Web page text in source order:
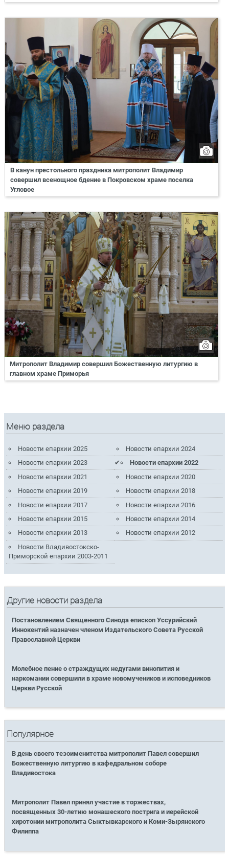
В канун престольного праздника митрополит Владимир
совершил всенощное бдение в Покровском храме поселка
Угловое
Митрополит Владимир совершил Божественную литургию в
главном храме Приморья
Меню раздела
Новости епархии 2025
Новости епархии 2024
Новости епархии 2023
Новости епархии 2022
Новости епархии 2021
Новости епархии 2020
Новости епархии 2019
Новости епархии 2018
Новости епархии 2017
Новости епархии 2016
Новости епархии 2015
Новости епархии 2014
Новости епархии 2013
Новости епархии 2012
Новости Владивостокско-
Приморской епархии 2003-2011
Другие новости раздела
Постановлением Священного Синода епископ Уссурийский
Иннокентий назначен членом Издательского Совета Русской
Православной Церкви
Молебное пение о страждущих недугами винопития и
наркомании совершили в храме новомучеников и исповедников
Церкви Русской
Популярное
В день своего тезоименитства митрополит Павел совершил
Божественную литургию в кафедральном соборе
Владивостока
Митрополит Павел принял участие в торжествах,
посвященных 30-летию монашеского пострига и иерейской
хиротонии митрополита Сыктывкарского и Коми-Зырянского
Филиппа